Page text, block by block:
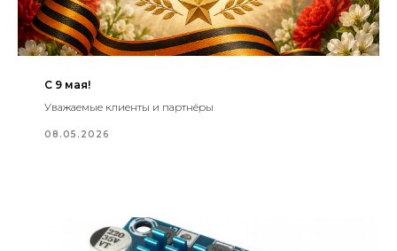
С 9 мая!
Уважаемые клиенты и партнёры
08.05.2026